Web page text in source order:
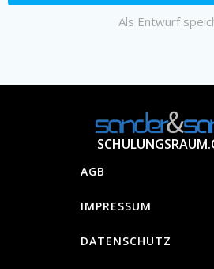
Als Entwurf
AGB
IMPRESSUM
DATENSCHUTZ